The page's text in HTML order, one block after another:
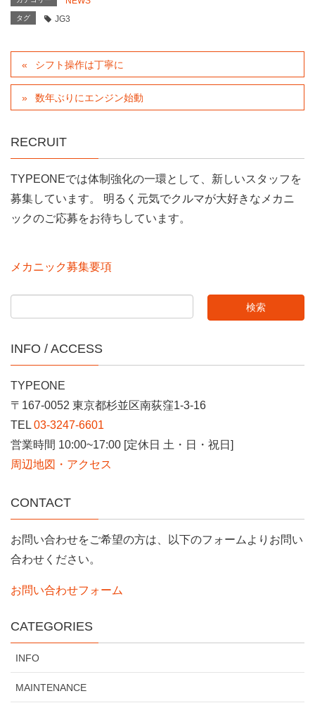
タグ JG3
シフト操作は丁寧に
数年ぶりにエンジン始動
RECRUIT
TYPEONEでは体制強化の一環として、新しいスタッフを
募集しています。 明るく元気でクルマが大好きなメカニ
ックのご応募をお待ちしています。
メカニック募集要項
INFO / ACCESS
TYPEONE
〒167-0052 東京都杉並区南荻窪1-3-16
TEL 03-3247-6601
営業時間 10:00~17:00 [定休日 土・日・祝日]
周辺地図・アクセス
CONTACT
お問い合わせをご希望の方は、以下のフォームよりお問い
合わせください。
お問い合わせフォーム
CATEGORIES
INFO
MAINTENANCE